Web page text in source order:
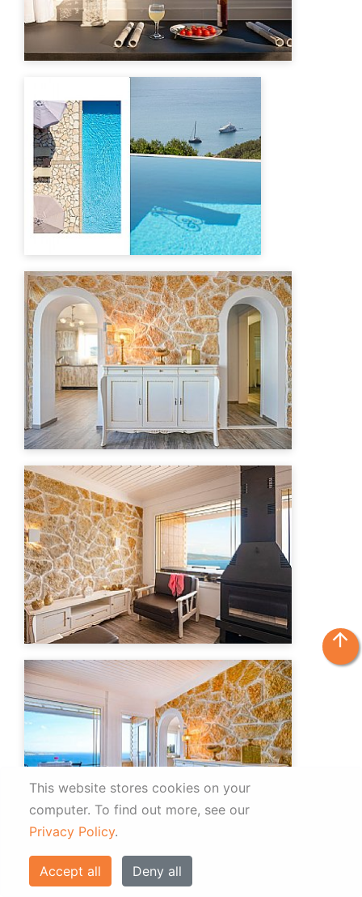
This website stores cookies on your
computer. To find out more, see our
Privacy Policy.
Accept all Deny all
arrow_upward